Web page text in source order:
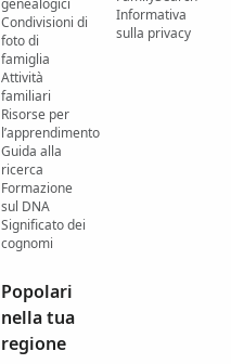
genealogici
Condivisioni di
foto di
famiglia
Attività
familiari
Risorse per
l’apprendimento
Guida alla
ricerca
Formazione
sul DNA
Significato dei
cognomi
Popolari
nella tua
regione
Informativa
sulla privacy